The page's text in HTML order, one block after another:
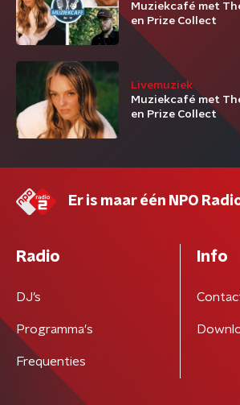
Muziekcafé met
en Prize Collect
Livemuziek
Muziekcafé met
en Prize Collect
Er is maar één NPO
Radio
DJ’s
Programma's
Frequenties
Info